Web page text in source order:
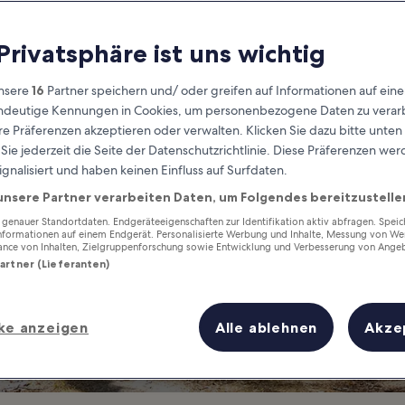
die schönsten Landschaften
ist uns wichtig
16 Partner speichern und/ oder greifen auf Informationen auf
Kennungen in Cookies, um personenbezogene Daten zu
Präferenzen akzeptieren oder verwalten. Klicken Sie dazu bitte
jederzeit die Seite der Datenschutzrichtlinie. Diese Präferenzen
und haben keinen Einfluss auf Surfdaten.
Partner verarbeiten Daten, um Folgendes
Standortdaten. Endgeräteeigenschaften zur Identifikation aktiv abfragen.
auf einem Endgerät. Personalisierte Werbung und Inhalte, Messung von
von Inhalten, Zielgruppenforschung sowie Entwicklung und Verbesserung von
(Lieferanten)
anzeigen Alle ablehnen